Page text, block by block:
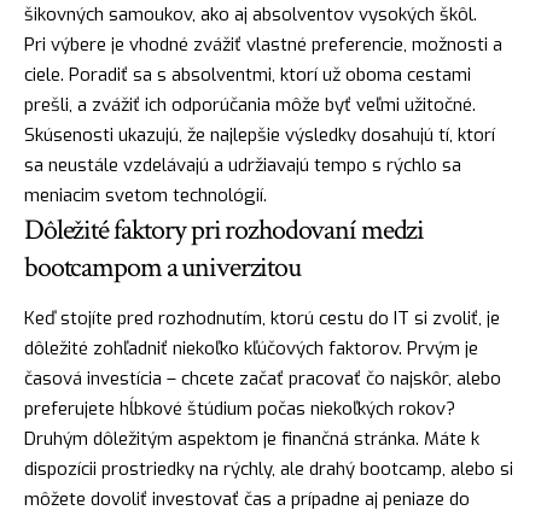
šikovných samoukov, ako aj absolventov vysokých škôl.
Pri výbere je vhodné zvážiť vlastné preferencie, možnosti a
ciele. Poradiť sa s absolventmi, ktorí už oboma cestami
prešli, a zvážiť ich odporúčania môže byť veľmi užitočné.
Skúsenosti ukazujú, že najlepšie výsledky dosahujú tí, ktorí
sa neustále vzdelávajú a udržiavajú tempo s rýchlo sa
meniacim svetom technológií.
Dôležité faktory pri rozhodovaní medzi
bootcampom a univerzitou
Keď stojíte pred rozhodnutím, ktorú cestu do IT si zvoliť, je
dôležité zohľadniť niekoľko kľúčových faktorov. Prvým je
časová investícia – chcete začať pracovať čo najskôr, alebo
preferujete hĺbkové štúdium počas niekoľkých rokov?
Druhým dôležitým aspektom je finančná stránka. Máte k
dispozícii prostriedky na rýchly, ale drahý bootcamp, alebo si
môžete dovoliť investovať čas a prípadne aj peniaze do